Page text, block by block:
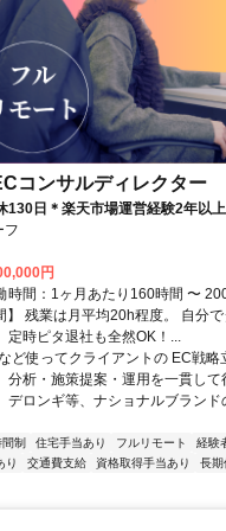
コンサルディレクター
130日＊楽天市場運営経験2年以上
フ
円
時間：1ヶ月あたり160時間 〜
】 残業は月平均20h程度。 自分
定時ピタ退社も全然OK！...
ど使ってクライアントの EC戦略
分析・施策提案・運用を一貫して
デロンギ等、ナショナルブランド
制 住宅手当あり フルリモート 経験
り 交通費支給 資格取得手当あり
長期